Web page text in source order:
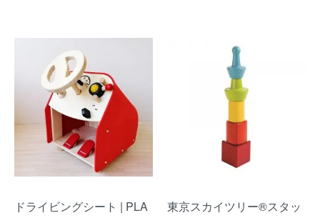
ドライビングシート | PLA
東京スカイツリー®スタッ